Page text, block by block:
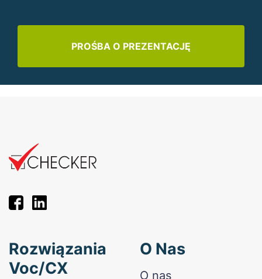
PROŚBA O PREZENTACJĘ
Rozwiązania
Voc/CX
O Nas
O nas